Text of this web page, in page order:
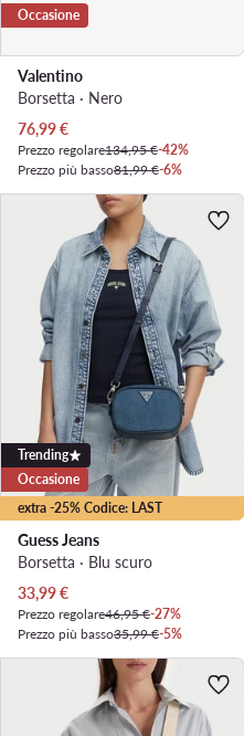
Occasione
Valentino
Borsetta · Nero
Prezzo attuale
76,99€
Prezzo regolare134,95 €-42%
Prezzo più basso81,99 €-6%
extra -25% Codice: LAST
Trending
Occasione
Guess Jeans
Borsetta · Blu scuro
Prezzo attuale
33,99€
Prezzo regolare46,95 €-27%
Prezzo più basso35,99 €-5%